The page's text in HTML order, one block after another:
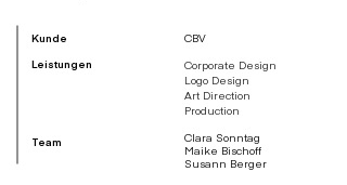
Kunde
Leistungen
Team
CBV
Corporate Design
Logo Design
Art Direction
Production
Clara Sonntag
Maike Bischoff
Susann Berger